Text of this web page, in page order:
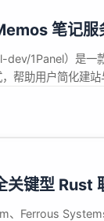
笔记服
1Panel）是一
帮助用户简化建
特别开通应用商店
关键型 Rust
、Ferrous